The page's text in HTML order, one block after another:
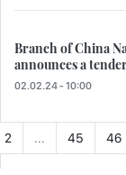
Branch of China
announces a
02.02.24 - 10:00
2 ... 45 46